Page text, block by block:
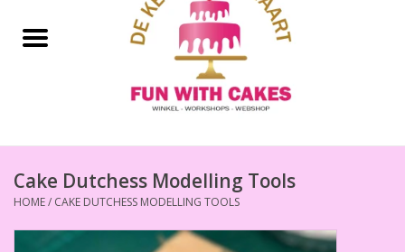
Workshops & Cursussen
Decoreer Gereedschap
Cake Dutchess Modelling Tools
HOME/ CAKE DUTCHESS MODELLING TOOLS